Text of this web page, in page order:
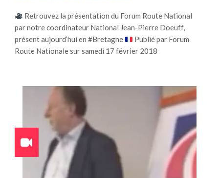
Retrouvez la présentation du Forum Route National
par notre coordinateur National Jean-Pierre Doeuff,
présent aujourd’hui en #Bretagne
Publié par Forum
Route Nationale sur samedi 17 février 2018